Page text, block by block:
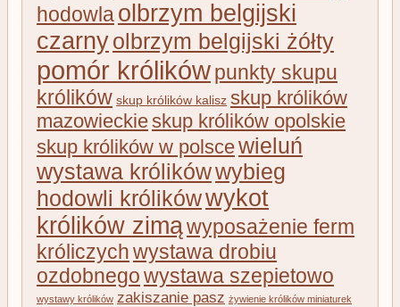
hodowlaolbrzym belgijski
czarnyolbrzym belgijski żółty
pomór królikówpunkty skupu
królików skup królików kalisz skup królików
mazowieckieskup królików opolskie
skup królików w polscewieluń
wystawa królikówwybieg
hodowli królikówwykot
królików zimąwyposażenie ferm
króliczychwystawa drobiu
ozdobnegowystawa szepietowo
wystawy królików zakiszanie pasz żywienie królików miniaturek